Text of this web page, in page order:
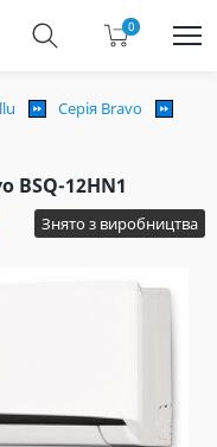
0
Серія Bravo
BSQ-12HN1
Знято з виробництва